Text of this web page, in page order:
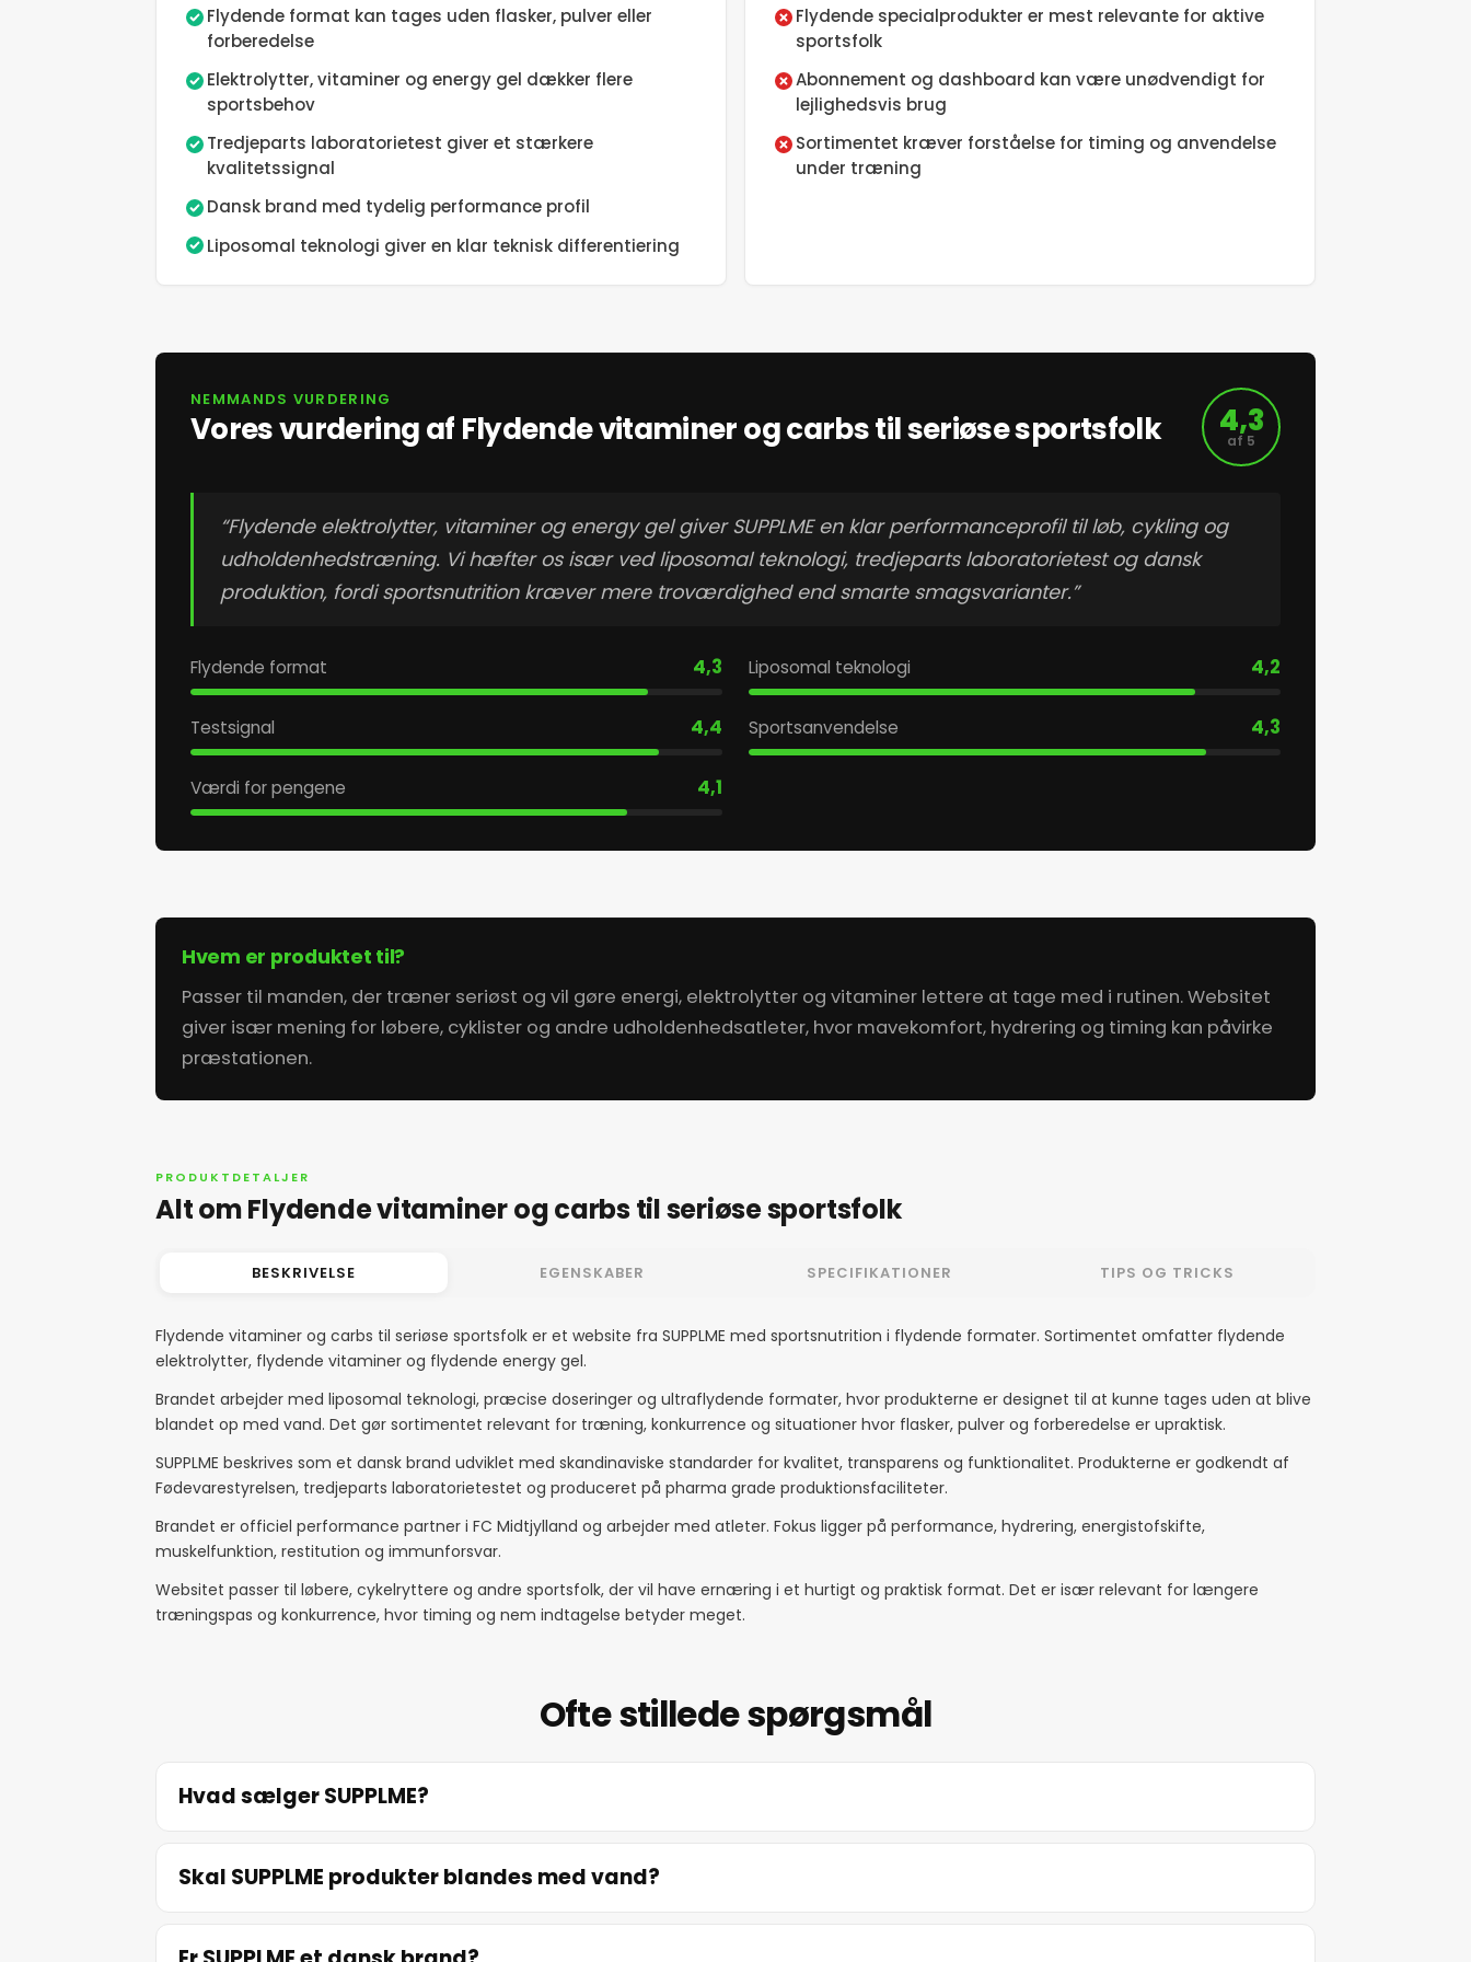
Flydende format kan tages uden flasker, pulver eller
forberedelse
Elektrolytter, vitaminer og energy gel dækker flere
sportsbehov
Tredjeparts laboratorietest giver et stærkere
kvalitetssignal
Dansk brand med tydelig performance profil
Liposomal teknologi giver en klar teknisk differentiering
Flydende specialprodukter er mest relevante for aktive
sportsfolk
Abonnement og dashboard kan være unødvendigt for
lejlighedsvis brug
Sortimentet kræver forståelse for timing og anvendelse
under træning
NEMMANDS VURDERING
Vores vurdering af Flydende vitaminer og carbs til seriøse sportsfolk 4,3
af 5
“Flydende elektrolytter, vitaminer og energy gel giver SUPPLME en klar performanceprofil til løb, cykling og
udholdenhedstræning. Vi hæfter os især ved liposomal teknologi, tredjeparts laboratorietest og dansk
produktion, fordi sportsnutrition kræver mere troværdighed end smarte smagsvarianter.”
Flydende format 4,3 Liposomal teknologi 4,2
Testsignal 4,4 Sportsanvendelse 4,3
Værdi for pengene 4,1
Hvem er produktet til?
Passer til manden, der træner seriøst og vil gøre energi, elektrolytter og vitaminer lettere at tage med i rutinen. Websitet
giver især mening for løbere, cyklister og andre udholdenhedsatleter, hvor mavekomfort, hydrering og timing kan påvirke
præstationen.
PRODUKTDETALJER
Alt om Flydende vitaminer og carbs til seriøse sportsfolk
BESKRIVELSE EGENSKABER SPECIFIKATIONER TIPS OG TRICKS
Flydende vitaminer og carbs til seriøse sportsfolk er et website fra SUPPLME med sportsnutrition i flydende formater. Sortimentet omfatter flydende
elektrolytter, flydende vitaminer og flydende energy gel.
Brandet arbejder med liposomal teknologi, præcise doseringer og ultraflydende formater, hvor produkterne er designet til at kunne tages uden at blive
blandet op med vand. Det gør sortimentet relevant for træning, konkurrence og situationer hvor flasker, pulver og forberedelse er upraktisk.
SUPPLME beskrives som et dansk brand udviklet med skandinaviske standarder for kvalitet, transparens og funktionalitet. Produkterne er godkendt af
Fødevarestyrelsen, tredjeparts laboratorietestet og produceret på pharma grade produktionsfaciliteter.
Brandet er officiel performance partner i FC Midtjylland og arbejder med atleter. Fokus ligger på performance, hydrering, energistofskifte,
muskelfunktion, restitution og immunforsvar.
Websitet passer til løbere, cykelryttere og andre sportsfolk, der vil have ernæring i et hurtigt og praktisk format. Det er især relevant for længere
træningspas og konkurrence, hvor timing og nem indtagelse betyder meget.
Ofte stillede spørgsmål
Hvad sælger SUPPLME?
Skal SUPPLME produkter blandes med vand?